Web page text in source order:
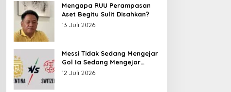
Mengapa RUU Perampasan
Aset Begitu Sulit Disahkan?
13 Juli 2026
Messi Tidak Sedang Mengejar
Gol Ia Sedang Mengejar
Keabadian
12 Juli 2026